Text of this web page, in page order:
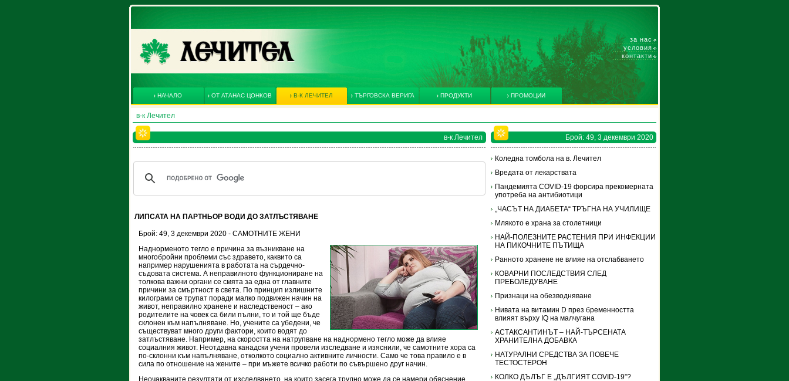
за нас
условия
контакти
НАЧАЛО ОТ АТАНАС ЦОНКОВ В-К ЛЕЧИТЕЛ ТЪРГОВСКА ВЕРИГА ПРОДУКТИ ПРОМОЦИИ
в-к Лечител
в-к Лечител
ЛИПСАТА НА ПАРТНЬОР ВОДИ ДО ЗАТЛЪСТЯВАНЕ
Брой: 49, 3 декември 2020 - САМОТНИТЕ ЖЕНИ
Наднорменото тегло е причина за възникване на
многобройни проблеми със здравето, каквито са
например нарушенията в работата на сърдечно-
съдовата система. А неправилното функциониране на
толкова важни органи се смята за една от главните
причини за смъртност в света. По принцип излишните
килограми се трупат поради малко подвижен начин на
живот, неправилно хранене и наследственост – ако
родителите на човек са били пълни, то и той ще бъде
склонен към напълняване. Но, учените са убедени, че
съществуват много други фактори, които водят до
затлъстяване. Например, на скоростта на натрупване на наднормено тегло може да влияе
социалния живот. Неотдавна канадски учени провели изследване и изяснили, че самотните хора са
по-склонни към напълняване, отколкото социално активните личности. Само че това правило е в
сила по отношение на жените – при мъжете всичко работи по съвършено друг начин.
Неочакваните резултати от изследването, на които засега трудно може да се намери обяснение,
Брой: 49, 3 декември 2020
Коледна томбола на в. Лечител
Вредата от лекарствата
Пандемията COVID-19 форсира прекомерната
употреба на антибиотици
„ЧАСЪТ НА ДИАБЕТА“ ТРЪГНА НА УЧИЛИЩЕ
Млякото е храна за столетници
НАЙ-ПОЛЕЗНИТЕ РАСТЕНИЯ ПРИ ИНФЕКЦИИ
НА ПИКОЧНИТЕ ПЪТИЩА
Ранното хранене не влияе на отслабването
КОВАРНИ ПОСЛЕДСТВИЯ СЛЕД
ПРЕБОЛЕДУВАНЕ
Признаци на обезводняване
Нивата на витамин D през бременността
влияят върху IQ на малчугана
АСТАКСАНТИНЪТ – НАЙ-ТЪРСЕНАТА
ХРАНИТЕЛНА ДОБАВКА
НАТУРАЛНИ СРЕДСТВА ЗА ПОВЕЧЕ
ТЕСТОСТЕРОН
КОЛКО ДЪЛЪГ Е „ДЪЛГИЯТ COVID-19”?